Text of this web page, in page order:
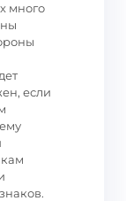
много
если